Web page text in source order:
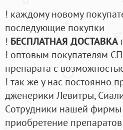
! каждому новому
последующие покупки
! БЕСПЛАТНАЯ ДОСТАВКА
! оптовым покупателям
препарата с
! так же у нас постоянно
дженерики Левитры,
Cотрудники нашей фирмы
приобретение